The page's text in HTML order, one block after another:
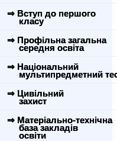
⇒ Вступ до першого
класу
⇒ Профільна загальна
середня освіта
⇒ Національний
мультипредметний
⇒ Цивільний
захист
⇒ Матеріально-технічна
база закладів
освіти